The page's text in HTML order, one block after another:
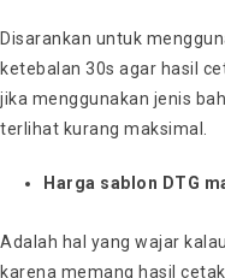
Disarankan untuk
ketebalan 30s agar hasil
jika menggunakan jenis
terlihat kurang maksimal.
Harga sablon DTG
Adalah hal yang wajar
karena memang hasil